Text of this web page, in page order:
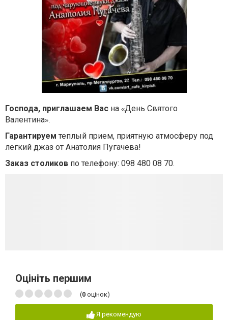
Господа, приглашаем Вас на «День Святого
Валентина».
Гарантируем теплый прием, приятную атмосферу под
легкий джаз от Анатолия Пугачева!
Заказ столиков по телефону: 098 480 08 70.
Оцініть першим
(0 оцінок)
Я рекомендую